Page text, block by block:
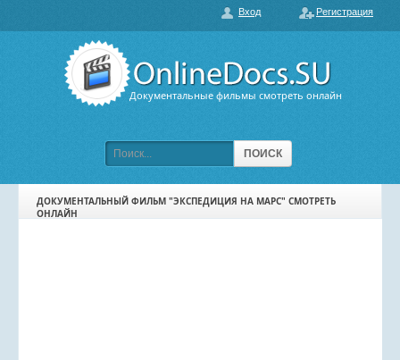
Документальные фильмы смотреть онлайн
ПОИСК
О нас
Вход Регистрация
ПОПУЛЯРНЫЕ
ПОДБОРКИ ФИЛЬМОВ
ДОКУМЕНТАЛЬНЫЙ ФИЛЬМ "ЭКСПЕДИЦИЯ НА МАРС" СМОТРЕТЬ
ОНЛАЙН